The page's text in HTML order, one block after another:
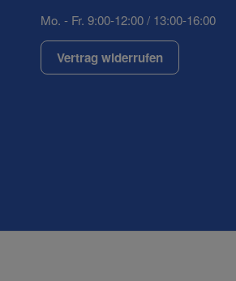
Mo. - Fr. 9:00-12:00 / 13:00-16:00
Vertrag widerrufen